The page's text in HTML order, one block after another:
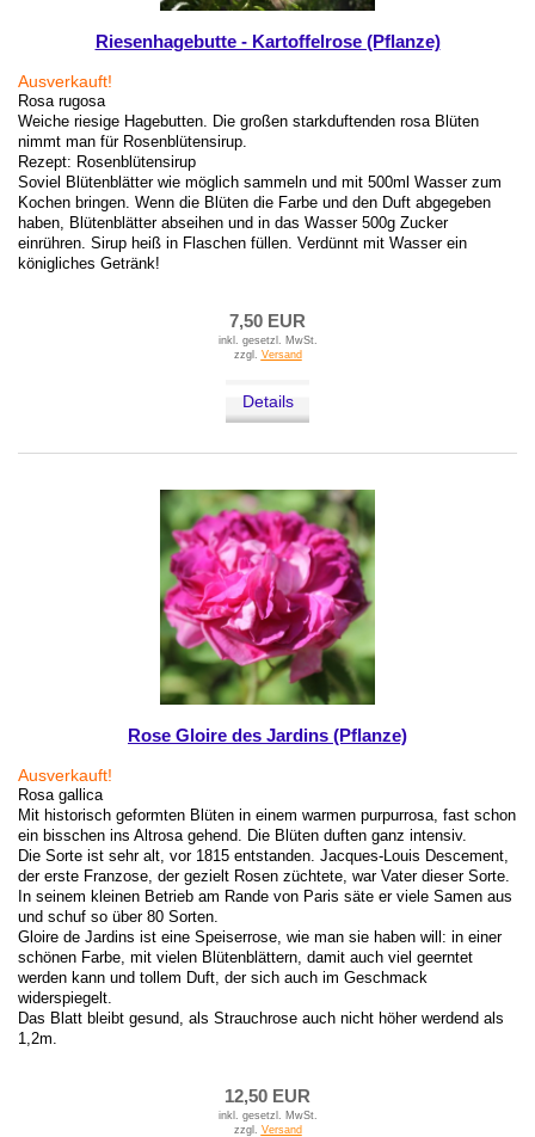
Riesenhagebutte - Kartoffelrose (Pflanze)
Ausverkauft!
Rosa rugosa
Weiche riesige Hagebutten. Die großen starkduftenden rosa Blüten
nimmt man für Rosenblütensirup.
Rezept: Rosenblütensirup
Soviel Blütenblätter wie möglich sammeln und mit 500ml Wasser zum
Kochen bringen. Wenn die Blüten die Farbe und den Duft abgegeben
haben, Blütenblätter abseihen und in das Wasser 500g Zucker
einrühren. Sirup heiß in Flaschen füllen. Verdünnt mit Wasser ein
königliches Getränk!
7,50 EUR
inkl. gesetzl. MwSt.
zzgl. Versand
Details
Rose Gloire des Jardins (Pflanze)
Ausverkauft!
Rosa gallica
Mit historisch geformten Blüten in einem warmen purpurrosa, fast schon
ein bisschen ins Altrosa gehend. Die Blüten duften ganz intensiv.
Die Sorte ist sehr alt, vor 1815 entstanden. Jacques-Louis Descement,
der erste Franzose, der gezielt Rosen züchtete, war Vater dieser Sorte.
In seinem kleinen Betrieb am Rande von Paris säte er viele Samen aus
und schuf so über 80 Sorten.
Gloire de Jardins ist eine Speiserrose, wie man sie haben will: in einer
schönen Farbe, mit vielen Blütenblättern, damit auch viel geerntet
werden kann und tollem Duft, der sich auch im Geschmack
widerspiegelt.
Das Blatt bleibt gesund, als Strauchrose auch nicht höher werdend als
1,2m.
12,50 EUR
inkl. gesetzl. MwSt.
zzgl. Versand